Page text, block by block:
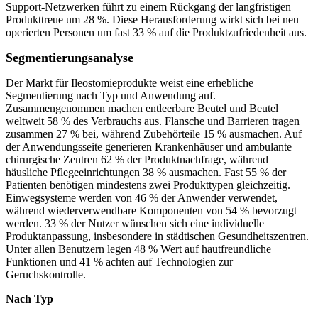
Support-Netzwerken führt zu einem Rückgang der langfristigen
Produkttreue um 28 %. Diese Herausforderung wirkt sich bei neu
operierten Personen um fast 33 % auf die Produktzufriedenheit aus.
Segmentierungsanalyse
Der Markt für Ileostomieprodukte weist eine erhebliche
Segmentierung nach Typ und Anwendung auf.
Zusammengenommen machen entleerbare Beutel und Beutel
weltweit 58 % des Verbrauchs aus. Flansche und Barrieren tragen
zusammen 27 % bei, während Zubehörteile 15 % ausmachen. Auf
der Anwendungsseite generieren Krankenhäuser und ambulante
chirurgische Zentren 62 % der Produktnachfrage, während
häusliche Pflegeeinrichtungen 38 % ausmachen. Fast 55 % der
Patienten benötigen mindestens zwei Produkttypen gleichzeitig.
Einwegsysteme werden von 46 % der Anwender verwendet,
während wiederverwendbare Komponenten von 54 % bevorzugt
werden. 33 % der Nutzer wünschen sich eine individuelle
Produktanpassung, insbesondere in städtischen Gesundheitszentren.
Unter allen Benutzern legen 48 % Wert auf hautfreundliche
Funktionen und 41 % achten auf Technologien zur
Geruchskontrolle.
Nach Typ